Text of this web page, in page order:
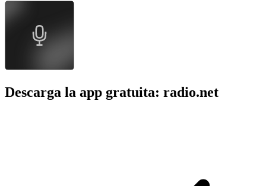
Descarga la app gratuita: radio.net